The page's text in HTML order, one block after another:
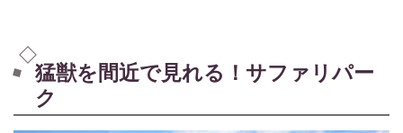
猛獣を間近で見れる！サファリパー
ク